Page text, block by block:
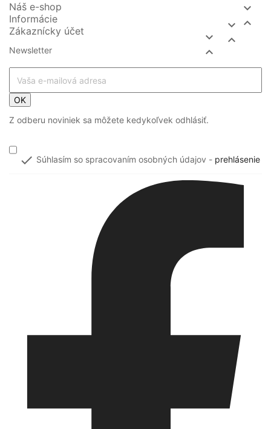
Náš e-shop


Informácie


Zákaznícky účet


Newsletter
OK
Z odberu noviniek sa môžete kedykoľvek odhlásiť.
 Súhlasím so spracovaním osobných údajov - prehlásenie